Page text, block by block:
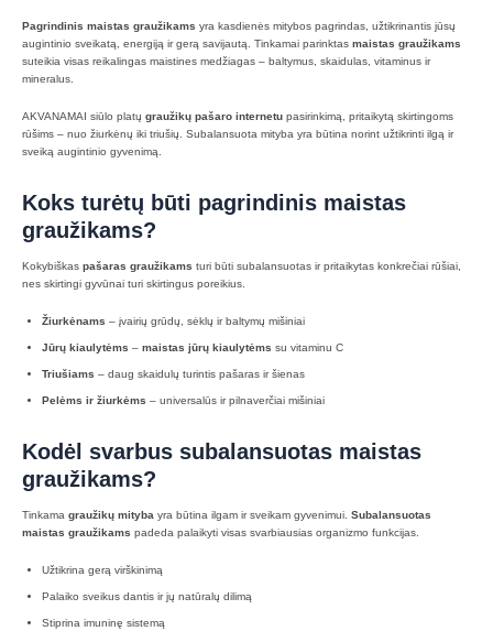
Pagrindinis maistas graužikams yra kasdienės mitybos pagrindas, užtikrinantis jūsų
augintinio sveikatą, energiją ir gerą savijautą. Tinkamai parinktas maistas graužikams
suteikia visas reikalingas maistines medžiagas – baltymus, skaidulas, vitaminus ir
mineralus.
AKVANAMAI siūlo platų graužikų pašaro internetu pasirinkimą, pritaikytą skirtingoms
rūšims – nuo žiurkėnų iki triušių. Subalansuota mityba yra būtina norint užtikrinti ilgą ir
sveiką augintinio gyvenimą.
Koks turėtų būti pagrindinis maistas
graužikams?
Kokybiškas pašaras graužikams turi būti subalansuotas ir pritaikytas konkrečiai rūšiai,
nes skirtingi gyvūnai turi skirtingus poreikius.
Žiurkėnams – įvairių grūdų, sėklų ir baltymų mišiniai
Jūrų kiaulytėms – maistas jūrų kiaulytėms su vitaminu C
Triušiams – daug skaidulų turintis pašaras ir šienas
Pelėms ir žiurkėms – universalūs ir pilnaverčiai mišiniai
Kodėl svarbus subalansuotas maistas
graužikams?
Tinkama graužikų mityba yra būtina ilgam ir sveikam gyvenimui. Subalansuotas
maistas graužikams padeda palaikyti visas svarbiausias organizmo funkcijas.
Užtikrina gerą virškinimą
Palaiko sveikus dantis ir jų natūralų dilimą
Stiprina imuninę sistemą